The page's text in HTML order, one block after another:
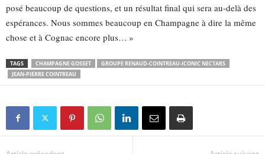
posé beaucoup de questions, et un résultat final qui sera au-delà des
espérances. Nous sommes beaucoup en Champagne à dire la même
chose et à Cognac encore plus… »
TAGS CHAMPAGNE GOSSET
GROUPE RENAUD-COINTREAU-ICONIC NECTARS
JEAN-PIERRE COINTREAU